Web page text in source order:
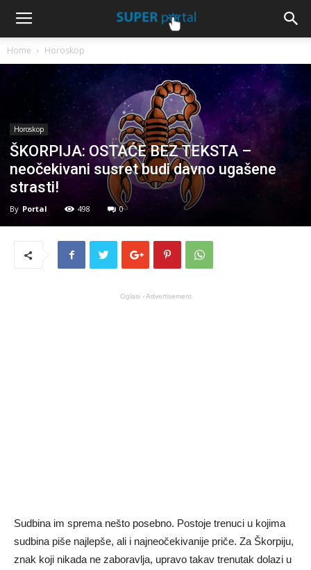
Home Horoskop
Horoskop
ŠKORPIJA: OSTAĆE BEZ TEKSTA –
neočekivani susret budi davno ugašene
strasti!
By Portal 498 0
Oglasi - Advertisement
Sudbina im sprema nešto posebno. Postoje trenuci u kojima
sudbina piše najlepše, ali i najneočekivanije priče. Za Škorpiju,
znak koji nikada ne zaboravlja, upravo takav trenutak dolazi u